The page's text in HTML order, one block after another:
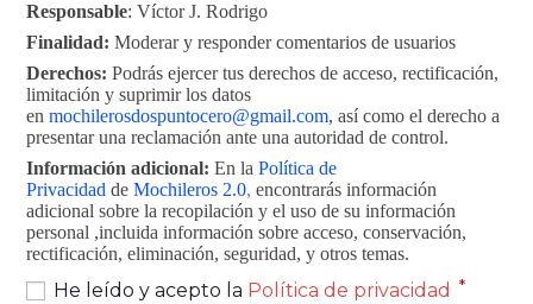
Responsable: Víctor J. Rodrigo
Finalidad:Moderar y responder comentarios de usuarios
Derechos:Podrás ejercer tus derechos de acceso, rectificación,
limitación y suprimir los datos
enmochilerosdospuntocero@gmail.com, así como el derecho a
presentar una reclamación ante una autoridad de control.
Información adicional: En laPolítica de
Privacidad deMochileros 2.0, encontrarás información
adicional sobre la recopilación y el uso de su información
personal ,incluida información sobre acceso, conservación,
rectificación, eliminación, seguridad, y otros temas.
He leído y acepto la Política de privacidad *